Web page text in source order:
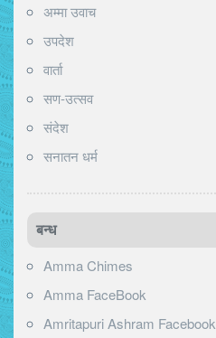
अम्मा उवाच
उपदेश
वार्ता
सण-उत्सव
संदेश
सनातन धर्म
बन्ध
Amma Chimes
Amma FaceBook
Amritapuri Ashram Facebook